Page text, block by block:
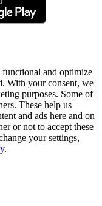
functional and optimize
With your consent, we
purposes. Some of
These help us
and ads here and on
or not to accept these
your settings,
.